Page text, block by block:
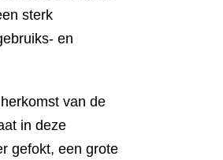
sterk
en
van de
in deze
gefokt, een grote